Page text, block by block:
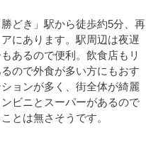
どき」駅から徒歩約5分、再
にあります。駅周辺は夜遅
あるので便利。飲食店もリ
ので外食が多い方にもおす
ョンが多く、街全体が綺麗
ビニとスーパーがあるので
とは無さそうです。